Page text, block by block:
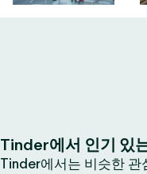
Tinder에서 인기 있
Tinder에서는 비슷한 관